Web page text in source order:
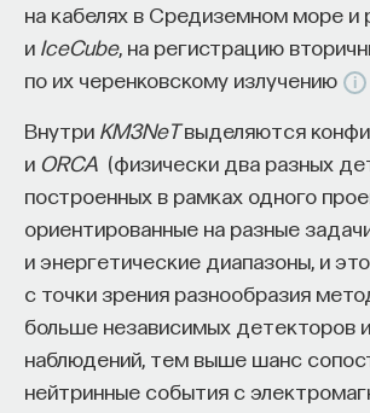
на кабелях в Средиземном море и
и IceCube, на регистрацию
по их черенковскому излучению
Внутри KM3NeTвыделяются
и ORCA (физически два разных
построенных в рамках одного
ориентированные на разные
и энергетические диапазоны, и
с точки зрения разнообразия
больше независимых детекторов
наблюдений, тем выше шанс
нейтринные события с